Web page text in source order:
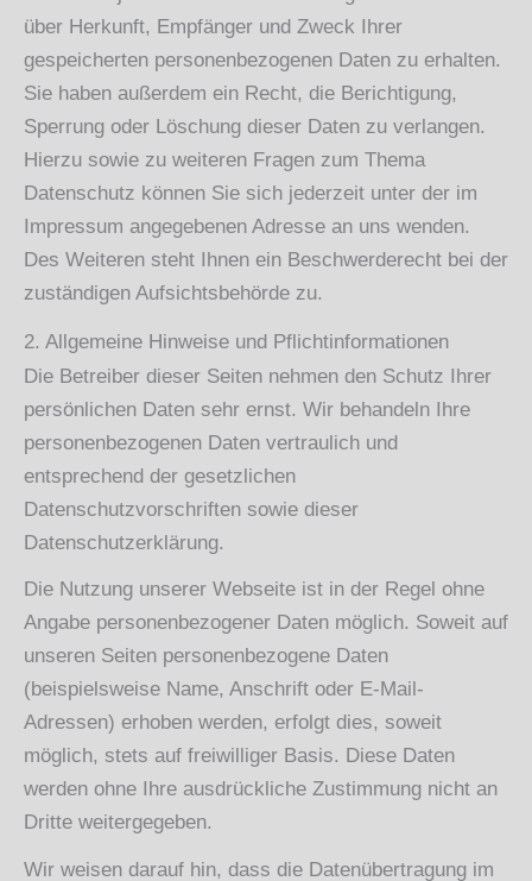
über Herkunft, Empfänger und Zweck Ihrer
gespeicherten personenbezogenen Daten zu erhalten.
Sie haben außerdem ein Recht, die Berichtigung,
Sperrung oder Löschung dieser Daten zu verlangen.
Hierzu sowie zu weiteren Fragen zum Thema
Datenschutz können Sie sich jederzeit unter der im
Impressum angegebenen Adresse an uns wenden.
Des Weiteren steht Ihnen ein Beschwerderecht bei der
zuständigen Aufsichtsbehörde zu.
2. Allgemeine Hinweise und Pflichtinformationen
Die Betreiber dieser Seiten nehmen den Schutz Ihrer
persönlichen Daten sehr ernst. Wir behandeln Ihre
personenbezogenen Daten vertraulich und
entsprechend der gesetzlichen
Datenschutzvorschriften sowie dieser
Datenschutzerklärung.
Die Nutzung unserer Webseite ist in der Regel ohne
Angabe personenbezogener Daten möglich. Soweit auf
unseren Seiten personenbezogene Daten
(beispielsweise Name, Anschrift oder E-Mail-
Adressen) erhoben werden, erfolgt dies, soweit
möglich, stets auf freiwilliger Basis. Diese Daten
werden ohne Ihre ausdrückliche Zustimmung nicht an
Dritte weitergegeben.
Wir weisen darauf hin, dass die Datenübertragung im